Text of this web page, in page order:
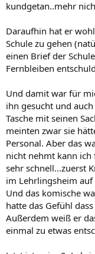
kundgetan..mehr
Daraufhin hat er
Schule zu gehen
einen Brief der
Fernbleiben
Und damit war für
ihn gesucht und
Tasche mit seinen
meinten zwar sie
Personal. Aber das
nicht nehmt kann
sehr schnell...zuerst
im Lehrlingsheim auf
Und das komische
hatte das Gefühl
Außerdem weiß er
einmal zu etwas